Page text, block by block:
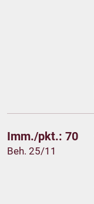
Imm./pkt.: 70
Beh. 25/11